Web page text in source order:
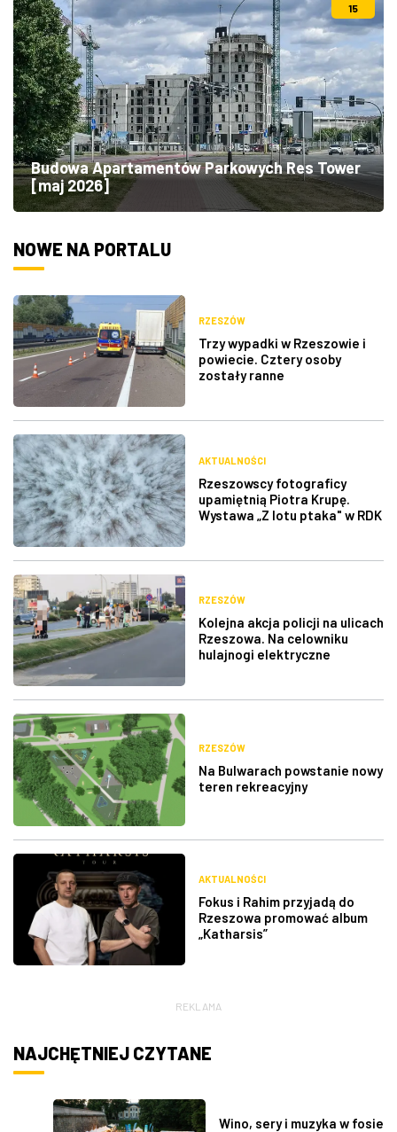
15
Budowa Apartamentów Parkowych Res Tower
[maj 2026]
NOWE NA PORTALU
RZESZÓW
Trzy wypadki w Rzeszowie i
powiecie. Cztery osoby
zostały ranne
AKTUALNOŚCI
Rzeszowscy fotograficy
upamiętnią Piotra Krupę.
Wystawa „Z lotu ptaka" w RDK
RZESZÓW
Kolejna akcja policji na ulicach
Rzeszowa. Na celowniku
hulajnogi elektryczne
RZESZÓW
Na Bulwarach powstanie nowy
teren rekreacyjny
AKTUALNOŚCI
Fokus i Rahim przyjadą do
Rzeszowa promować album
„Katharsis”
REKLAMA
NAJCHĘTNIEJ CZYTANE
Wino, sery i muzyka w fosie